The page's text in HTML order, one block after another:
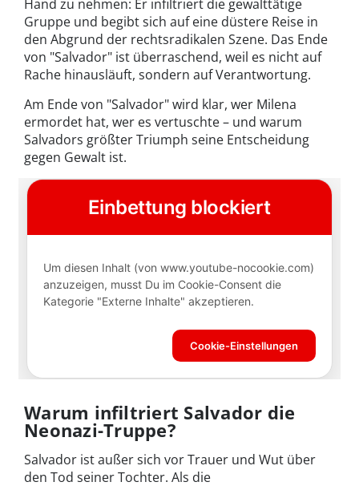
Hand zu nehmen: Er infiltriert die gewalttätige
Gruppe und begibt sich auf eine düstere Reise in
den Abgrund der rechtsradikalen Szene. Das Ende
von "Salvador" ist überraschend, weil es nicht auf
Rache hinausläuft, sondern auf Verantwortung.
Am Ende von "Salvador" wird klar, wer Milena
ermordet hat, wer es vertuschte – und warum
Salvadors größter Triumph seine Entscheidung
gegen Gewalt ist.
Warum infiltriert Salvador die
Neonazi-Truppe?
Salvador ist außer sich vor Trauer und Wut über
den Tod seiner Tochter. Als die